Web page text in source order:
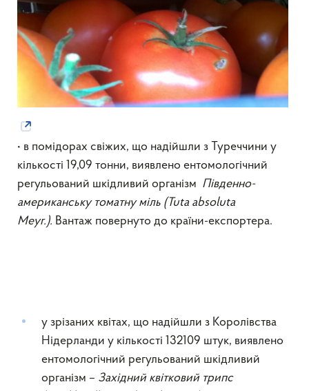
• в помідорах свіжих, що надійшли з Туреччини у
кількості 19,09 тонни, виявлено ентомологічний
регульований шкідливий організм Південно-
американську томатну міль (Tuta absoluta
Meyr.). Вантаж повернуто до країни-експортера.
у зрізаних квітах, що надійшли з Королівства
Нідерланди у кількості 132109 штук, виявлено
ентомологічний регульований шкідливий
організм – Західний квітковий трипс